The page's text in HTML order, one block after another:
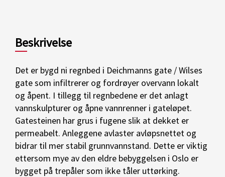
Beskrivelse
Det er bygd ni regnbed i Deichmanns gate / Wilses
gate som infiltrerer og fordrøyer overvann lokalt
og åpent. I tillegg til regnbedene er det anlagt
vannskulpturer og åpne vannrenner i gateløpet.
Gatesteinen har grus i fugene slik at dekket er
permeabelt. Anleggene avlaster avløpsnettet og
bidrar til mer stabil grunnvannstand. Dette er viktig
ettersom mye av den eldre bebyggelsen i Oslo er
bygget på trepåler som ikke tåler uttørking.